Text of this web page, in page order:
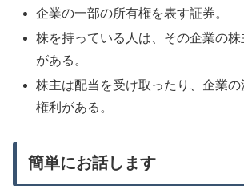
企業の一部の所有権を表す証券。
株を持っている人は、その企業の株
がある。
株主は配当を受け取ったり、企業の
権利がある。
簡単にお話します